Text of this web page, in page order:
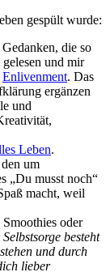
gespült wurde:
die so
gelesen und mir
Enlivenment. Das
ergänzen
und
Leben.
um
„Du musst noch“
macht, weil
oder
besteht
und durch
lieber